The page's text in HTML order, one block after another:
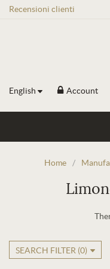
Recensioni clienti
English Account
Home /
SEARCH FILTER (0)